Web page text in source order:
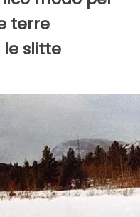
terre
le slitte